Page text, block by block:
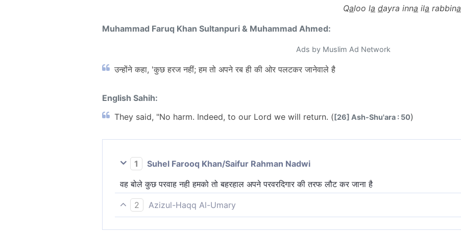
Qaloo la dayra inna ila rabbina
Muhammad Faruq Khan Sultanpuri & Muhammad Ahmed:
Ads by Muslim Ad Network
उन्होंने कहा, 'कुछ हरज नहीं; हम तो अपने रब ही की ओर पलटकर जानेवाले है
English Sahih:
They said, "No harm. Indeed, to our Lord we will return. ([26] Ash-Shu'ara : 50)
1
Suhel Farooq Khan/Saifur Rahman Nadwi
वह बोले कुछ परवाह नही हमको तो बहरहाल अपने परवरदिगार की तरफ लौट कर जाना है
2
Azizul-Haqq Al-Umary